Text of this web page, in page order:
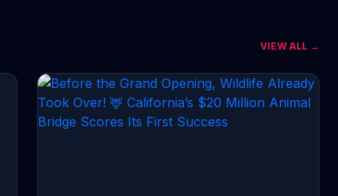
CONTINUE READING →
VIEW ALL →